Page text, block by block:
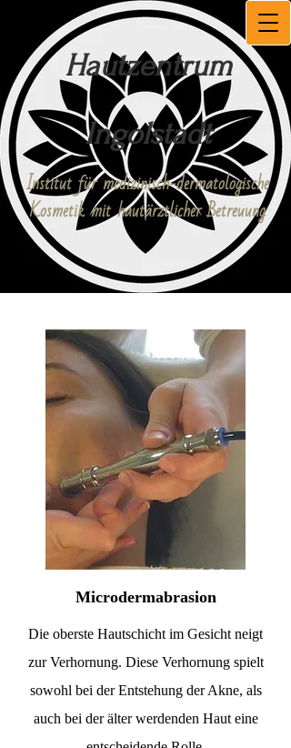
Hautzentrum
Ingolstadt
Institut für medizinisch-dermatologische
Kosmetik mit hautärztlicher Betreuung
Microdermabrasion
Die oberste Hautschicht im Gesicht neigt
zur Verhornung. Diese Verhornung spielt
sowohl bei der Entstehung der Akne, als
auch bei der älter werdenden Haut eine